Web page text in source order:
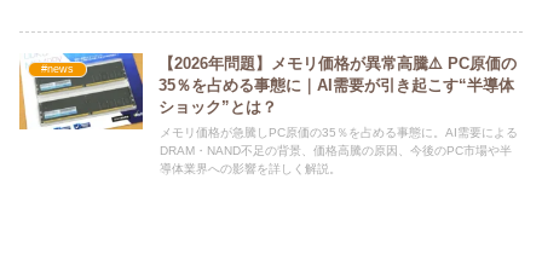
#news
【2026年問題】メモリ価格が異常高騰⚠️ PC原価の
35％を占める事態に｜AI需要が引き起こす“半導体
ショック”とは？
メモリ価格が急騰しPC原価の35％を占める事態に。AI需要による
DRAM・NAND不足の背景、価格高騰の原因、今後のPC市場や半
導体業界への影響を詳しく解説。